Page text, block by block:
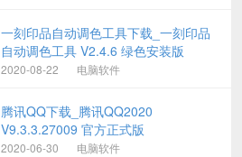
一刻印品自动调色工具下载_一刻印品
自动调色工具 V2.4.6 绿色安装版
2020-08-22 电脑软件
腾讯QQ下载_腾讯QQ2020
V9.3.3.27009 官方正式版
2020-06-30 电脑软件